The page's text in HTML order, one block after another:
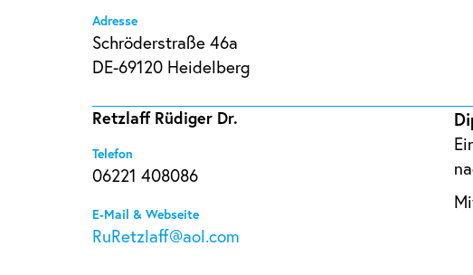
Adresse
Schröderstraße 46a
DE-69120 Heidelberg
Retzlaff Rüdiger Dr.
Telefon
06221 408086
E-Mail & Webseite
RuRetzlaff@aol.com